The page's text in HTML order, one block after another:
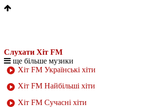
Слухати Хіт FM
ще більше музики
Хіт FM Українські хіти
Хіт FM Найбільші хіти
Хіт FM Сучасні хіти